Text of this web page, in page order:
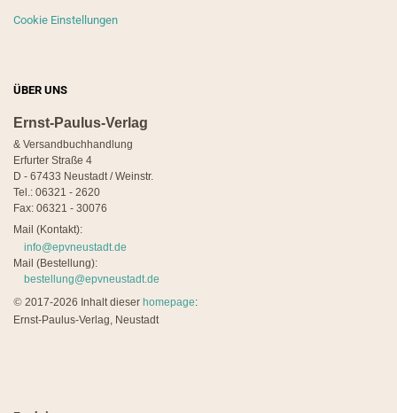
Cookie Einstellungen
ÜBER UNS
Ernst-Paulus-Verlag
& Versandbuchhandlung
Erfurter Straße 4
D - 67433 Neustadt / Weinstr.
Tel.: 06321 - 2620
Fax: 06321 - 30076
Mail (Kontakt):
info@epvneustadt.de
Mail (Bestellung):
bestellung@epvneustadt.de
© 2017-2026 Inhalt dieser homepage:
Ernst-Paulus-Verlag, Neustadt